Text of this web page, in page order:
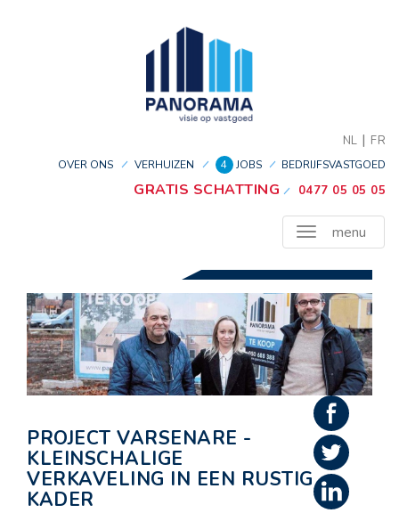
NL | FR
OVER ONS VERHUIZEN 4 JOBS BEDRIJFSVASTGOED
GRATIS SCHATTING 0477 05 05 05
menu
PROJECT VARSENARE -
KLEINSCHALIGE
VERKAVELING IN EEN RUSTIG
KADER